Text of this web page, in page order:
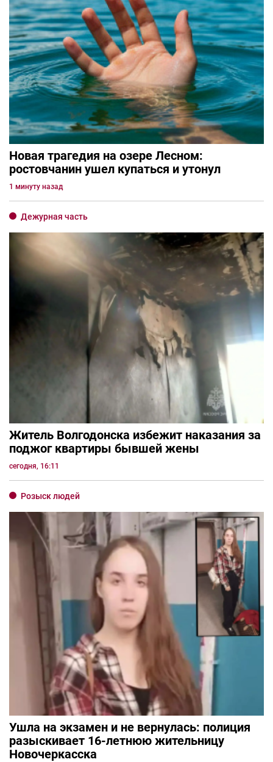
Новая трагедия на озере Лесном:
ростовчанин ушел купаться и утонул
1 минуту назад
Дежурная часть
Житель Волгодонска избежит наказания за
поджог квартиры бывшей жены
сегодня, 16:11
Розыск людей
Ушла на экзамен и не вернулась: полиция
разыскивает 16-летнюю жительницу
Новочеркасска